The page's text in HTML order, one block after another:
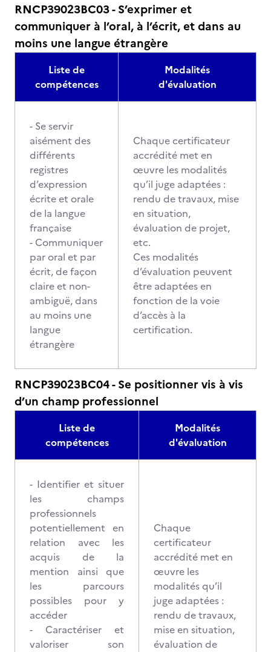
RNCP39023BC03 - S’exprimer et
communiquer à l’oral, à l’écrit, et dans au
moins une langue étrangère
Liste de
compétences
Modalités
d'évaluation
- Se servir
aisément des
différents
registres
d’expression
écrite et orale
de la langue
française
- Communiquer
par oral et par
écrit, de façon
claire et non-
ambiguë, dans
au moins une
langue
étrangère
Chaque certificateur
accrédité met en
œuvre les modalités
qu’il juge adaptées :
rendu de travaux, mise
en situation,
évaluation de projet,
etc.
Ces modalités
d’évaluation peuvent
être adaptées en
fonction de la voie
d’accès à la
certification.
RNCP39023BC04 - Se positionner vis à vis
d’un champ professionnel
Liste de
compétences
Modalités
d'évaluation
- Identifier et situer
les champs
professionnels
potentiellement en
relation avec les
acquis de la
mention ainsi que
les parcours
possibles pour y
accéder
- Caractériser et
valoriser son
Chaque
certificateur
accrédité met en
œuvre les
modalités qu’il
juge adaptées :
rendu de travaux,
mise en situation,
évaluation de